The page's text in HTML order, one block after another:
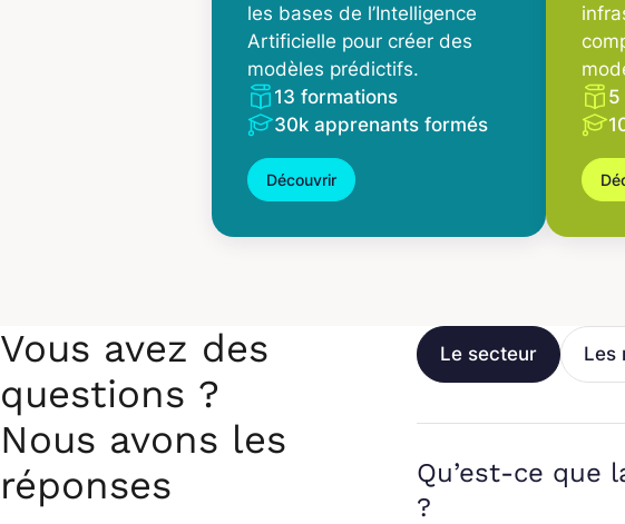
les bases de l’Intelligence
Artificielle pour créer des
modèles prédictifs.
13 formations
30k apprenants formés
Découvrir
5
Vous avez des
questions ?
Nous avons les
réponses
Le secteur Les
Qu’est-ce que
?